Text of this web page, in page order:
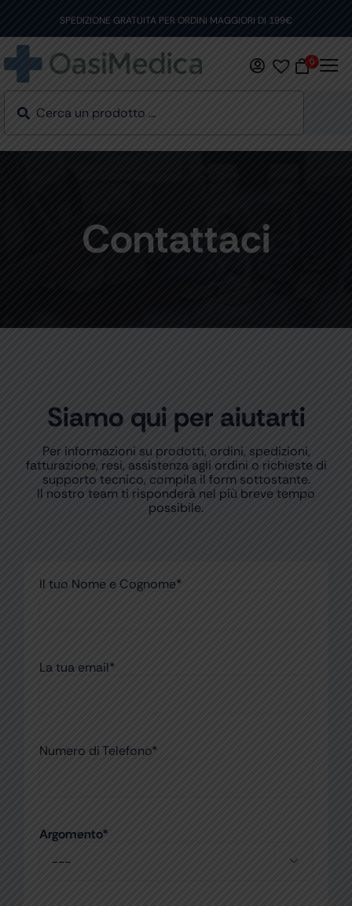
content
SPEDIZIONE GRATUITA PER ORDINI MAGGIORI DI 199€
0
Contattaci
Siamo qui per aiutarti
Per informazioni su prodotti, ordini, spedizioni,
fatturazione, resi, assistenza agli ordini o richieste di
supporto tecnico, compila il form sottostante.
Il nostro team ti risponderà nel più breve tempo
possibile.
Il tuo Nome e Cognome*
La tua email*
Numero di Telefono*
Argomento*
